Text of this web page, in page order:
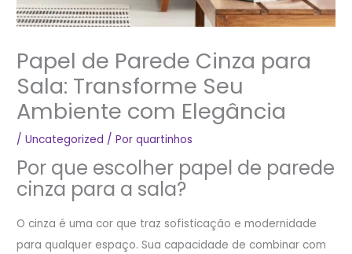
Papel de Parede Cinza para
Sala: Transforme Seu
Ambiente com Elegância
/Uncategorized / Porquartinhos
Por que escolher papel de parede
cinza para a sala?
O cinza é uma cor que traz sofisticação e modernidade
para qualquer espaço. Sua capacidade de combinar com